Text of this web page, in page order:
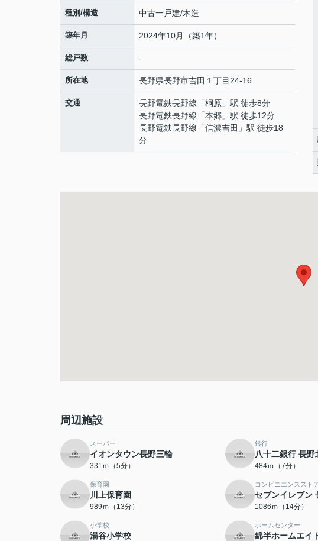
種別/構造 中古一戸建/木造
築年月 2024年10月（築1年）
総戸数 -
所在地 長野県長野市吉田 １丁目24-16
交通 長野電鉄長野線 「桐原 」駅 徒歩8分
長野電鉄長野線 「本郷 」駅 徒歩12分
長野電鉄長野線 「信濃吉田 」駅 徒歩18
分
周辺施設
スーパー
イオンタウン長野三輪
331ｍ（5分）
銀行
八十二銀行 長野
484ｍ（7分）
保育園
川上保育園
989ｍ（13分）
コンビニエンススト
セブンイレブン
1086ｍ（14分）
小学校
湯谷小学校
ホームセンター
綿半ホームエイ